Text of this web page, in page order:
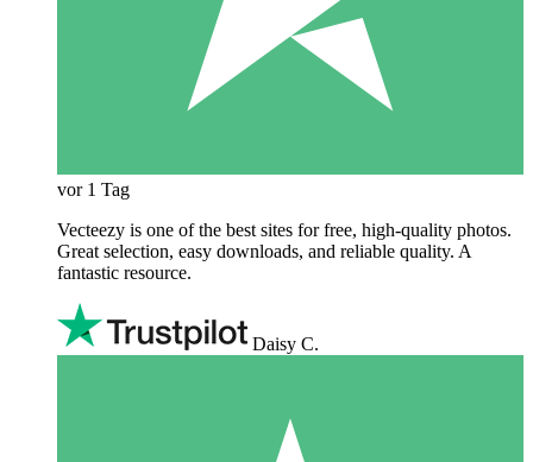
vor 1 Tag
Vecteezy is one of the best sites for free, high‑quality photos.
Great selection, easy downloads, and reliable quality. A
fantastic resource.
Daisy C.